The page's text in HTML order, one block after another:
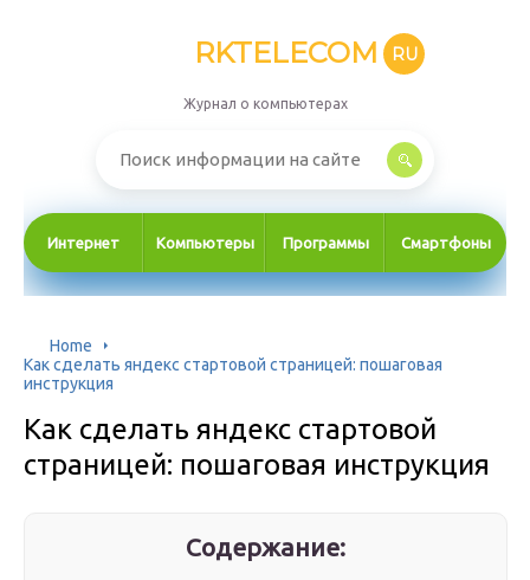
RKTELECOM RU
Журнал о компьютерах
Интернет Компьютеры Программы Смартфоны
Home
Как сделать яндекс стартовой страницей: пошаговая
инструкция
Как сделать яндекс стартовой
страницей: пошаговая инструкция
Содержание: